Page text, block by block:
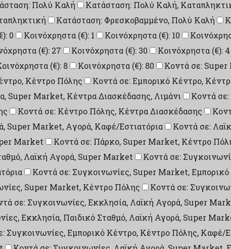
Πολύ Καλή Κατάσταση: Πολύ Καλή,
Κατάσταση: Φρεσκοβαμμένο, Πολύ Καλή
0 Κοινόχρηστα (€): 1 Κοινόχρηστα (€): 10
(€): 27 Κοινόχρηστα (€): 30 Κοινόχρηστα (€): 4
(€): 8 Κοινόχρηστα (€): 80 Κοντά σε:
Κέντρο Πόλης
Κοντά σε: Εμπορικό Κέντρο,
Super Market, Κέντρα Διασκέδασης, Λιμάνι Κοντά
Κοντά σε: Κέντρο Πόλης, Κέντρα Διασκέδασης
Super Market, Aγορά, Καφέ/Εστιατόρια
Κοντά σε:
Market Κοντά σε: Πάρκο, Super Market, Κέντρο
Λαϊκή Αγορά, Super Market Κοντά σε:
Κοντά σε: Συγκοινωνίες, Super Market,
Super Market, Κέντρο Πόλης
Κοντά σε:
σε: Συγκοινωνίες, Εκκλησία, Λαϊκή Αγορά, Super
Εκκλησία, Παιδικό Σταθμό, Λαϊκή Αγορά, Super
Συγκοινωνίες, Εμπορικό Κέντρο, Κέντρο Πόλης, Καφέ/